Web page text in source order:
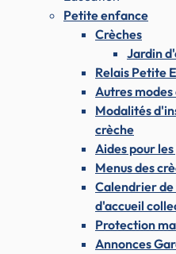
Petite enfance
Crèches
Jardin
Relais Petite
Autres
Modalités
crèche
Aides pour
Menus des
Calendrier
d'accueil
Protection
Annonces